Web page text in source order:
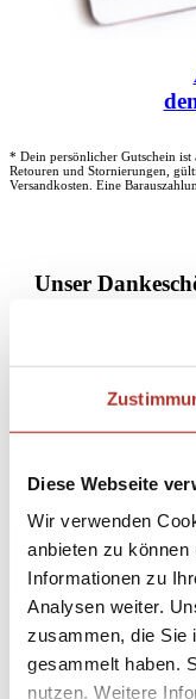
Diese Webseite
Wir verwenden
anbieten zu
Informationen zu
Analysen weiter.
zusammen, die Sie
gesammelt haben.
nutzen. Weitere
* Dein persönlicher Gutschein
Retouren und Stornierungen,
Versandkosten. Eine
Unser